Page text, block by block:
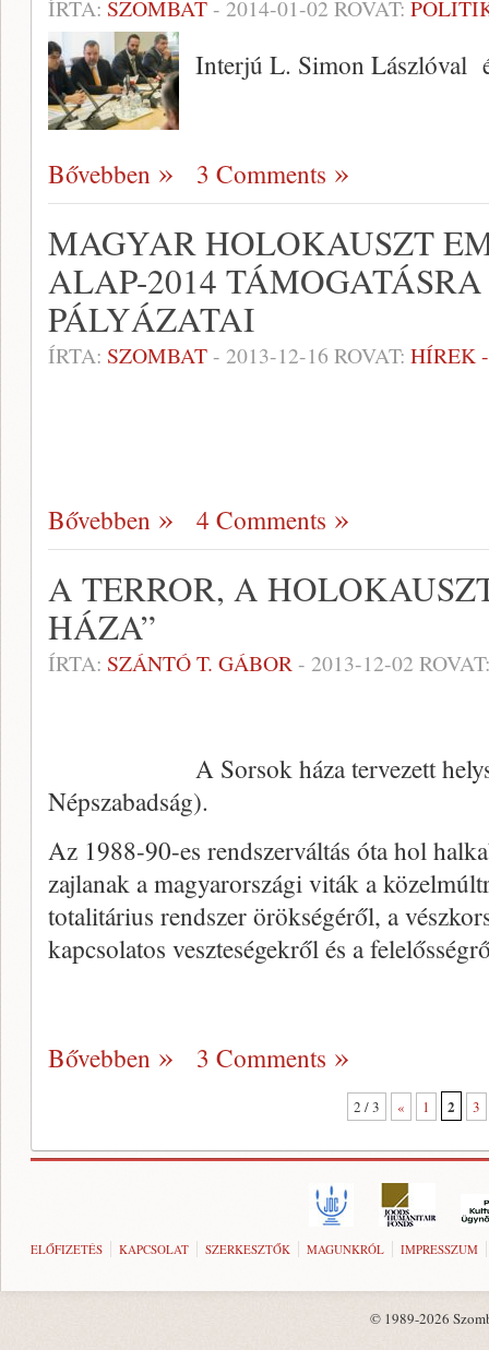
ÍRTA: SZOMBAT- 2014-01-02 ROVAT:
Interjú L. Simon Lászlóval
Bővebben 3 Comments
MAGYAR HOLOKAUSZT
ALAP-2014
PÁLYÁZATAI
ÍRTA: SZOMBAT- 2013-12-16 ROVAT: HÍREK
Bővebben 4 Comments
A TERROR, A
HÁZA”
ÍRTA: SZÁNTÓ T. GÁBOR- 2013-12-02
A Sorsok háza tervezett
Népszabadság).
Az 1988-90-es rendszerváltás óta hol
zajlanak a magyarországi viták a
totalitárius rendszer örökségéről, a
kapcsolatos veszteségekről és a
Bővebben 3 Comments
2 / 3 « 1 2 3
ELŐFIZETÉS KAPCSOLAT SZERKESZTŐK MAGUNKRÓL IMPRESSZUM
© 1989-2026